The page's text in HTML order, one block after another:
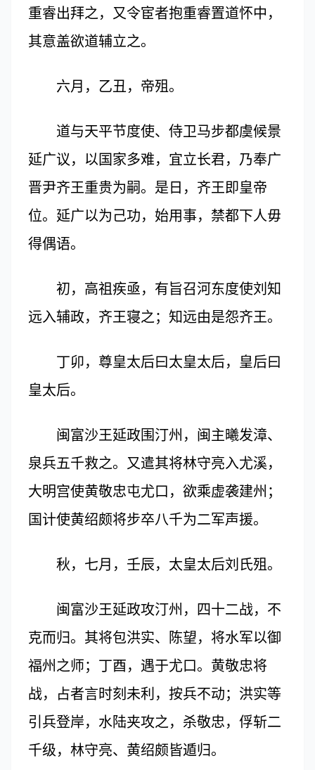
重睿出拜之，又令宦者抱重睿置道怀中，
其意盖欲道辅立之。
六月，乙丑，帝殂。
道与天平节度使、侍卫马步都虞候景
延广议，以国家多难，宜立长君，乃奉广
晋尹齐王重贵为嗣。是日，齐王即皇帝
位。延广以为己功，始用事，禁都下人毋
得偶语。
初，高祖疾亟，有旨召河东度使刘知
远入辅政，齐王寝之；知远由是怨齐王。
丁卯，尊皇太后曰太皇太后，皇后曰
皇太后。
闽富沙王延政围汀州，闽主曦发漳、
泉兵五千救之。又遣其将林守亮入尤溪，
大明宫使黄敬忠屯尤口，欲乘虚袭建州；
国计使黄绍颇将步卒八千为二军声援。
秋，七月，壬辰，太皇太后刘氏殂。
闽富沙王延政攻汀州，四十二战，不
克而归。其将包洪实、陈望，将水军以御
福州之师；丁酉，遇于尤口。黄敬忠将
战，占者言时刻未利，按兵不动；洪实等
引兵登岸，水陆夹攻之，杀敬忠，俘斩二
千级，林守亮、黄绍颇皆遁归。